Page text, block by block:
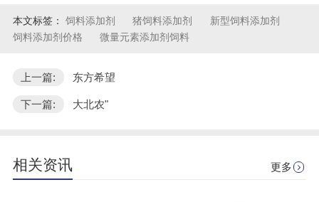
本文标签： 饲料添加剂 猪饲料添加剂
新型饲料添加剂
饲料添加剂价格
微量元素添加剂饲料
上一篇: 东方希望
下一篇: 大北农"
相关资讯 更多